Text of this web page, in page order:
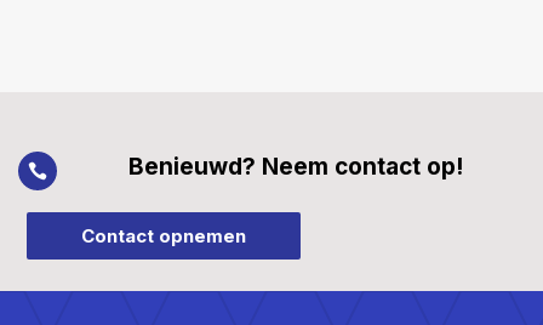
 Benieuwd? Neem contact op!
Contact opnemen